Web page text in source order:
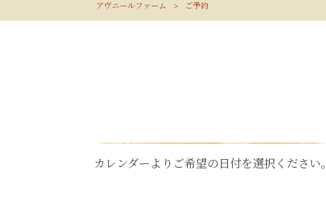
アヴニールファーム > ご予約
カレンダーよりご希望の日付を選択ください。